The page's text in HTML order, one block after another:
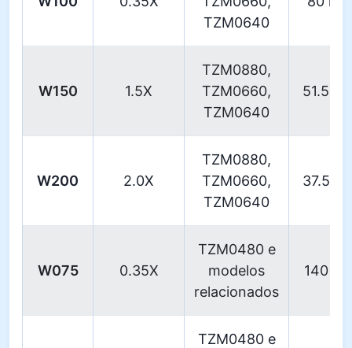
TZM0640
W150 1.5X
TZM0880,
TZM0660,
TZM0640
51.5
W200 2.0X
TZM0880,
TZM0660,
TZM0640
37.5
W075 0.35X
TZM0480 e
modelos
relacionados
140
TZM0480 e